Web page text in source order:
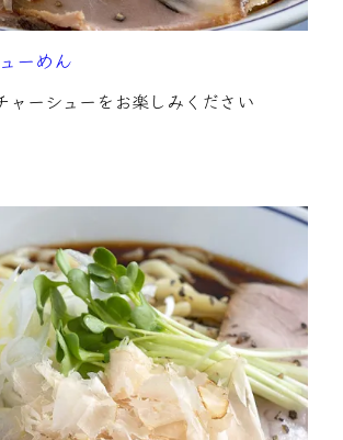
ーめん
ャーシューをお楽しみください